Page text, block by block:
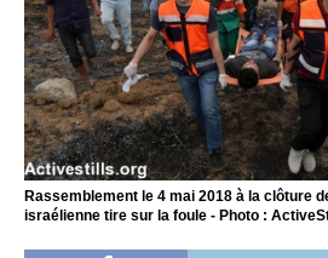
Rassemblement le 4 mai 2018 à la clôture
israélienne tire sur la foule - Photo :